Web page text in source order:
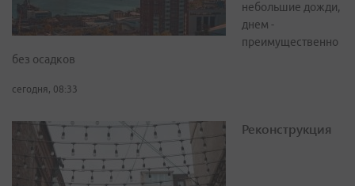
небольшие дожди,
днем -
преимущественно
без осадков
сегодня, 08:33
Реконструкция